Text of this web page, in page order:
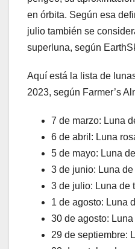
en órbita. Según esa
julio también se
superluna, según
Aquí está la lista de
2023, según Farmer’s
7 de marzo: Luna
6 de abril: Luna
5 de mayo: Luna
3 de junio: Luna de
3 de julio: Luna de
1 de agosto: Luna
30 de agosto: Luna
29 de septiembre: